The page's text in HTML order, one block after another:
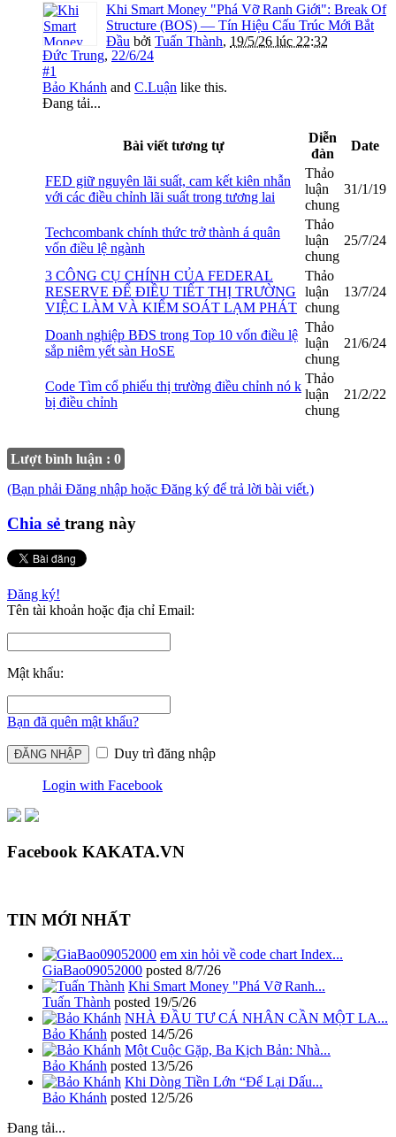
Khi Smart Money "Phá Vỡ Ranh Giới": Break Of
Structure (BOS) — Tín Hiệu Cấu Trúc Mới Bắt
Đầu bởi Tuấn Thành, 19/5/26 lúc 22:32
Đức Trung, 22/6/24
#1
Bảo Khánh and C.Luận like this.
Đang tải...
Bài viết tương tự
Diễn
đàn
Date
FED giữ nguyên lãi suất, cam kết kiên nhẫn
với các điều chỉnh lãi suất trong tương lai
Thảo
luận
chung
31/1/19
Techcombank chính thức trở thành á quân
vốn điều lệ ngành
Thảo
luận
chung
25/7/24
3 CÔNG CỤ CHÍNH CỦA FEDERAL
RESERVE ĐỂ ĐIỀU TIẾT THỊ TRƯỜNG
VIỆC LÀM VÀ KIỂM SOÁT LẠM PHÁT
Thảo
luận
chung
13/7/24
Doanh nghiệp BĐS trong Top 10 vốn điều lệ
sắp niêm yết sàn HoSE
Thảo
luận
chung
21/6/24
Code Tìm cổ phiếu thị trường điều chỉnh nó k
bị điều chỉnh
Thảo
luận
chung
21/2/22
Lượt bình luận : 0
(Bạn phải Đăng nhập hoặc Đăng ký để trả lời bài viết.)
Chia sẻ trang này
Đăng ký!
Tên tài khoản hoặc địa chỉ Email:
Mật khẩu:
Bạn đã quên mật khẩu?
Duy trì đăng nhập
Login with Facebook
Facebook KAKATA.VN
TIN MỚI NHẤT
em xin hỏi về code chart Index...
GiaBao09052000 posted 8/7/26
Khi Smart Money "Phá Vỡ Ranh...
Tuấn Thành posted 19/5/26
NHÀ ĐẦU TƯ CÁ NHÂN CẦN MỘT LA...
Bảo Khánh posted 14/5/26
Một Cuộc Gặp, Ba Kịch Bản: Nhà...
Bảo Khánh posted 13/5/26
Khi Dòng Tiền Lớn “Để Lại Dấu...
Bảo Khánh posted 12/5/26
Đang tải...